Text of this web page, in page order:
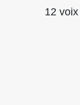
12